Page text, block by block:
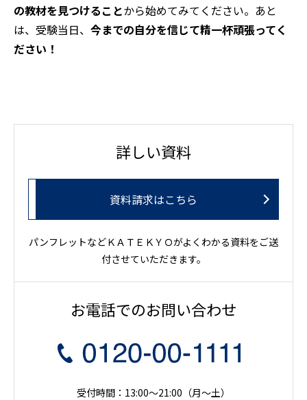
の教材を見つけることから始めてみてください。あと
は、受験当日、 今までの自分を信じて精一杯頑張ってく
ださい！
詳しい資料
資料請求はこちら
パンフレットなどＫＡＴＥＫＹＯがよくわかる資料をご送
付させていただきます。
お電話でのお問い合わせ
受付時間：13:00～21:00（月〜土）